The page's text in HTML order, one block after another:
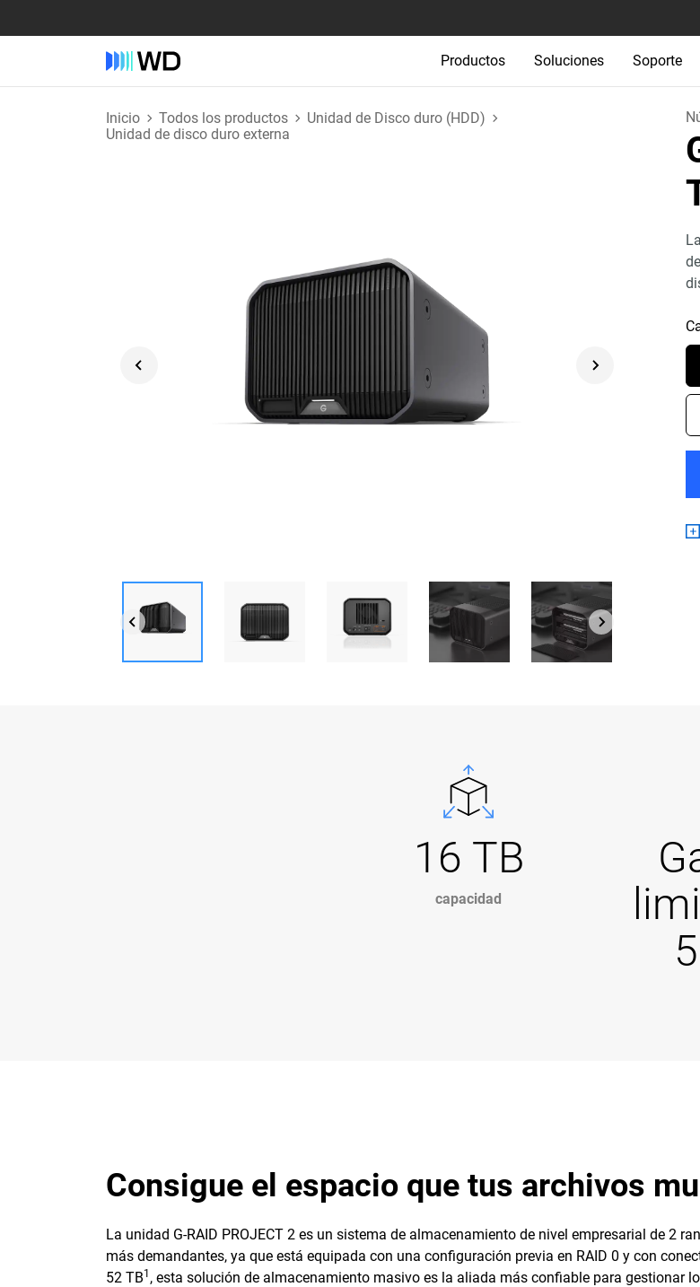
Productos Soluciones Soporte
Inicio Todos los productos
Unidad de Disco duro (HDD)
Unidad de disco duro externa
16 TB
capacidad
Consigue el espacio que tus archivos
La unidad G-RAID PROJECT 2 es un sistema de almacenamiento de nivel empresarial de 2
más demandantes, ya que está equipada con una configuración previa en RAID 0 y con
52 TB1 , esta solución de almacenamiento masivo es la aliada más confiable para gestionar